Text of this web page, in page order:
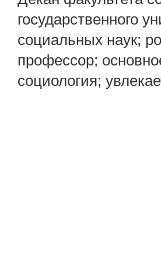
государственного
социальных наук;
профессор;
социология;